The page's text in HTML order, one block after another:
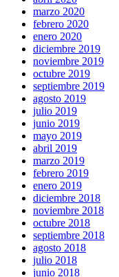
marzo 2020
febrero 2020
enero 2020
diciembre 2019
noviembre 2019
octubre 2019
septiembre 2019
agosto 2019
julio 2019
junio 2019
mayo 2019
abril 2019
marzo 2019
febrero 2019
enero 2019
diciembre 2018
noviembre 2018
octubre 2018
septiembre 2018
agosto 2018
julio 2018
junio 2018